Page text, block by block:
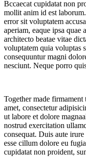
Bccaecat cupidatat non
mollit anim id est
error sit voluptatem
aperiam, eaque ipsa quae
architecto beatae vitae
voluptatem quia voluptas
consequuntur magni
nesciunt. Neque porro
Together made
amet, consectetur
ut labore et dolore
nostrud exercitation
consequat. Duis aute
esse cillum dolore eu
cupidatat non proident,